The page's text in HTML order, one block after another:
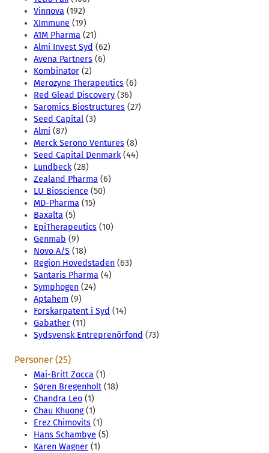
Vinnova (192)
XImmune (19)
A1M Pharma (21)
Almi Invest Syd (62)
Avena Partners (6)
Kombinator (2)
Merozyne Therapeutics (6)
Red Glead Discovery (36)
Saromics Biostructures (27)
Seed Capital (3)
Almi (87)
Merck Serono Ventures (8)
Seed Capital Denmark(44)
Lundbeck(28)
Zealand Pharma (6)
LU Bioscience (50)
MD-Pharma (15)
Baxalta (5)
EpiTherapeutics (10)
Genmab (9)
Novo A/S (18)
Region Hovedstaden (63)
Santaris Pharma (4)
Symphogen (24)
Aptahem (9)
Forskarpatent i Syd (14)
Gabather (11)
Sydsvensk Entreprenörfond (73)
Personer (25)
Mai-Britt Zocca (1)
Søren Bregenholt (18)
Chandra Leo (1)
Chau Khuong(1)
Erez Chimovits (1)
Hans Schambye (5)
Karen Wagner (1)